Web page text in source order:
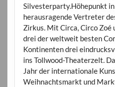
Silvesterparty.Höhepunkt
herausragende Vertreter
Zirkus. Mit Circa, Circo Zoé
drei der weltweit besten
Kontinenten drei
ins Tollwood-Theaterzelt.
Jahr der internationale
Weihnachtsmarkt und